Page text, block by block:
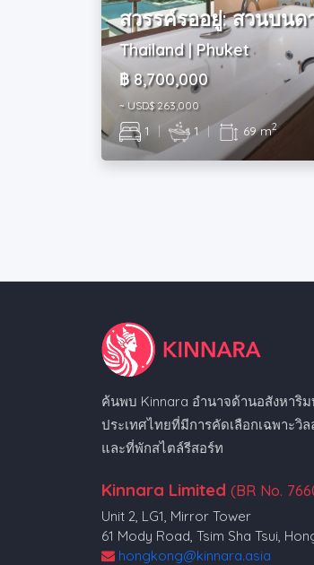
สวรรค์รออยู่: สวนบนด
Thailand | Phuket
฿ 8,700,000
~ USD$ 263,000
1 | 1 | 69 m2
ค้นพบ Kinnara อำนาจด้านอสังหาริ
ประเทศไทยที่มีการคัดเลือกเฉพาะวิ
และที่พักสไตล์รีสอร์ท
Kinnara Limited (BR No.
Unit 2, LG1, Mirror Tower
61 Mody Road, Tsim Sha Tsui,
hongkong@kinnara.asia